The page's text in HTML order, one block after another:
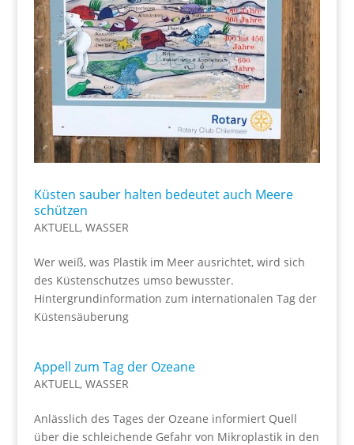
Küsten sauber halten bedeutet auch Meere
schützen
AKTUELL, WASSER
Wer weiß, was Plastik im Meer ausrichtet, wird sich
des Küstenschutzes umso bewusster.
Hintergrundinformation zum internationalen Tag der
Küstensäuberung
Appell zum Tag der Ozeane
AKTUELL, WASSER
Anlässlich des Tages der Ozeane informiert Quell
über die schleichende Gefahr von Mikroplastik in den